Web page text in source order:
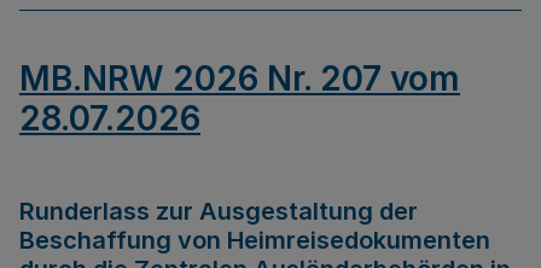
MB.NRW 2026 Nr. 207 vom
28.07.2026
Runderlass zur Ausgestaltung der
Beschaffung von Heimreisedokumenten